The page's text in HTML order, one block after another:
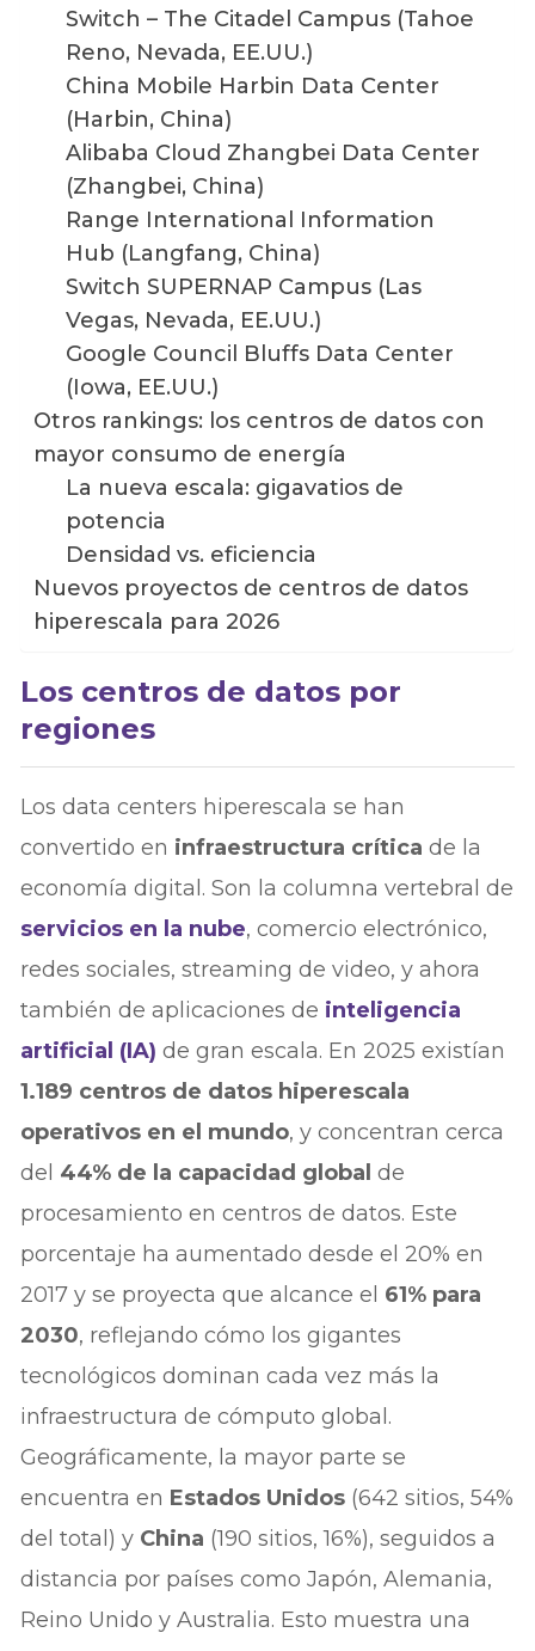
Switch – The Citadel Campus (Tahoe
Reno, Nevada, EE.UU.)
China Mobile Harbin Data Center
(Harbin, China)
Alibaba Cloud Zhangbei Data Center
(Zhangbei, China)
Range International Information
Hub (Langfang, China)
Switch SUPERNAP Campus (Las
Vegas, Nevada, EE.UU.)
Google Council Bluffs Data Center
(Iowa, EE.UU.)
Otros rankings: los centros de datos con
mayor consumo de energía
La nueva escala: gigavatios de
potencia
Densidad vs. eficiencia
Nuevos proyectos de centros de datos
hiperescala para 2026
Los centros de datos por
regiones
Los data centers hiperescala se han
convertido en infraestructura crítica de la
economía digital. Son la columna vertebral de
servicios en la nube, comercio electrónico,
redes sociales, streaming de video, y ahora
también de aplicaciones de inteligencia
artificial (IA) de gran escala. En 2025 existían
1.189 centros de datos hiperescala
operativos en el mundo, y concentran cerca
del 44% de la capacidad global de
procesamiento en centros de datos. Este
porcentaje ha aumentado desde el 20% en
2017 y se proyecta que alcance el 61% para
2030, reflejando cómo los gigantes
tecnológicos dominan cada vez más la
infraestructura de cómputo global.
Geográficamente, la mayor parte se
encuentra en Estados Unidos (642 sitios, 54%
del total) y China (190 sitios, 16%), seguidos a
distancia por países como Japón, Alemania,
Reino Unido y Australia. Esto muestra una